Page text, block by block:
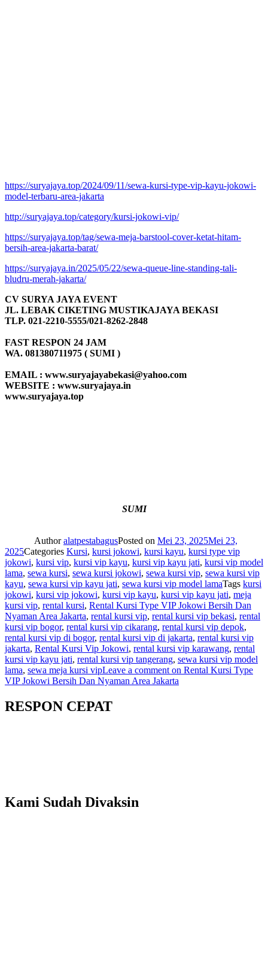
https://suryajaya.top/2024/09/11/sewa-kursi-type-vip-kayu-jokowi-
model-terbaru-area-jakarta
http://suryajaya.top/category/kursi-jokowi-vip/
https://suryajaya.top/tag/sewa-meja-barstool-cover-ketat-hitam-
bersih-area-jakarta-barat/
https://suryajaya.in/2025/05/22/sewa-queue-line-standing-tali-
bludru-merah-jakarta/
CV SURYA JAYA EVENT
JL. LEBAK CIKETING MUSTIKAJAYA BEKASI
TLP. 021-2210-5555/021-8262-2848
FAST RESPON 24 JAM
WA. 081380711975 ( SUMI )
EMAIL : www.suryajayabekasi@yahoo.com
WEBSITE : www.suryajaya.in
www.suryajaya.top
SUMI
AuthoralatpestabagusPosted on Mei 23, 2025Mei 23,
2025Categories Kursi, kursi jokowi, kursi kayu, kursi type vip
jokowi, kursi vip, kursi vip kayu, kursi vip kayu jati, kursi vip model
lama, sewa kursi, sewa kursi jokowi, sewa kursi vip, sewa kursi vip
kayu, sewa kursi vip kayu jati, sewa kursi vip model lamaTags kursi
jokowi, kursi vip jokowi, kursi vip kayu, kursi vip kayu jati, meja
kursi vip, rental kursi, Rental Kursi Type VIP Jokowi Bersih Dan
Nyaman Area Jakarta, rental kursi vip, rental kursi vip bekasi, rental
kursi vip bogor, rental kursi vip cikarang, rental kursi vip depok,
rental kursi vip di bogor, rental kursi vip di jakarta, rental kursi vip
jakarta, Rental Kursi Vip Jokowi, rental kursi vip karawang, rental
kursi vip kayu jati, rental kursi vip tangerang, sewa kursi vip model
lama, sewa meja kursi vipLeave a commenton Rental Kursi Type
VIP Jokowi Bersih Dan Nyaman Area Jakarta
RESPON CEPAT
Kami Sudah Divaksin